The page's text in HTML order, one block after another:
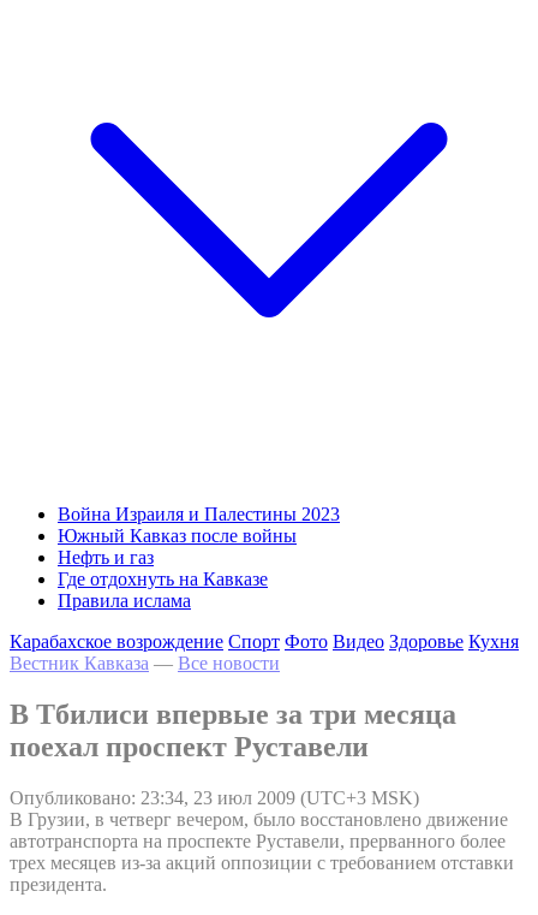
Война Израиля и Палестины 2023
Южный Кавказ после войны
Нефть и газ
Где отдохнуть на Кавказе
Правила ислама
Карабахское возрождение Спорт Фото Видео Здоровье Кухня
Вестник Кавказа — Все новости
В Тбилиси впервые за три месяца
поехал проспект Руставели
Опубликовано: 23:34, 23 июл 2009 (UTC+3 MSK)
В Грузии, в четверг вечером, было восстановлено движение
автотранспорта на проспекте Руставели, прерванного более
трех месяцев из-за акций оппозиции с требованием отставки
президента.